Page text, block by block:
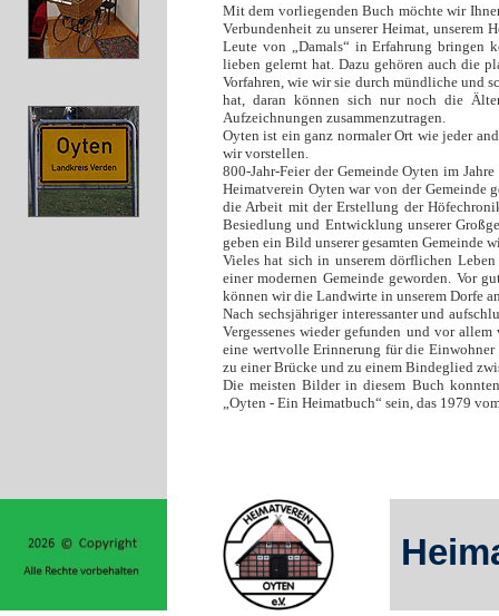
Mit dem vorliegenden Buch möchte wir
Verbundenheit zu unserer Heimat, unserem
Leute von „Damals“ in Erfahrung bringen
lieben gelernt hat. Dazu gehören auch die
Vorfahren, wie wir sie durch mündliche und
hat, daran können sich nur noch die
Aufzeichnungen zusammenzutragen.
Oyten ist ein ganz normaler Ort wie jeder
wir vorstellen.
800-Jahr-Feier der Gemeinde Oyten im
Heimatverein Oyten war von der Gemeinde
die Arbeit mit der Erstellung der
Besiedlung und Entwicklung unserer
geben ein Bild unserer gesamten Gemeinde
Vieles hat sich in unserem dörflichen
einer modernen Gemeinde geworden. Vor
können wir die Landwirte in unserem Dorfe
Nach sechsjähriger interessanter und
Vergessenes wieder gefunden und vor
eine wertvolle Erinnerung für die Einwohner
zu einer Brücke und zu einem Bindeglied
Die meisten Bilder in diesem Buch
„Oyten - Ein Heimatbuch“ sein, das 1979